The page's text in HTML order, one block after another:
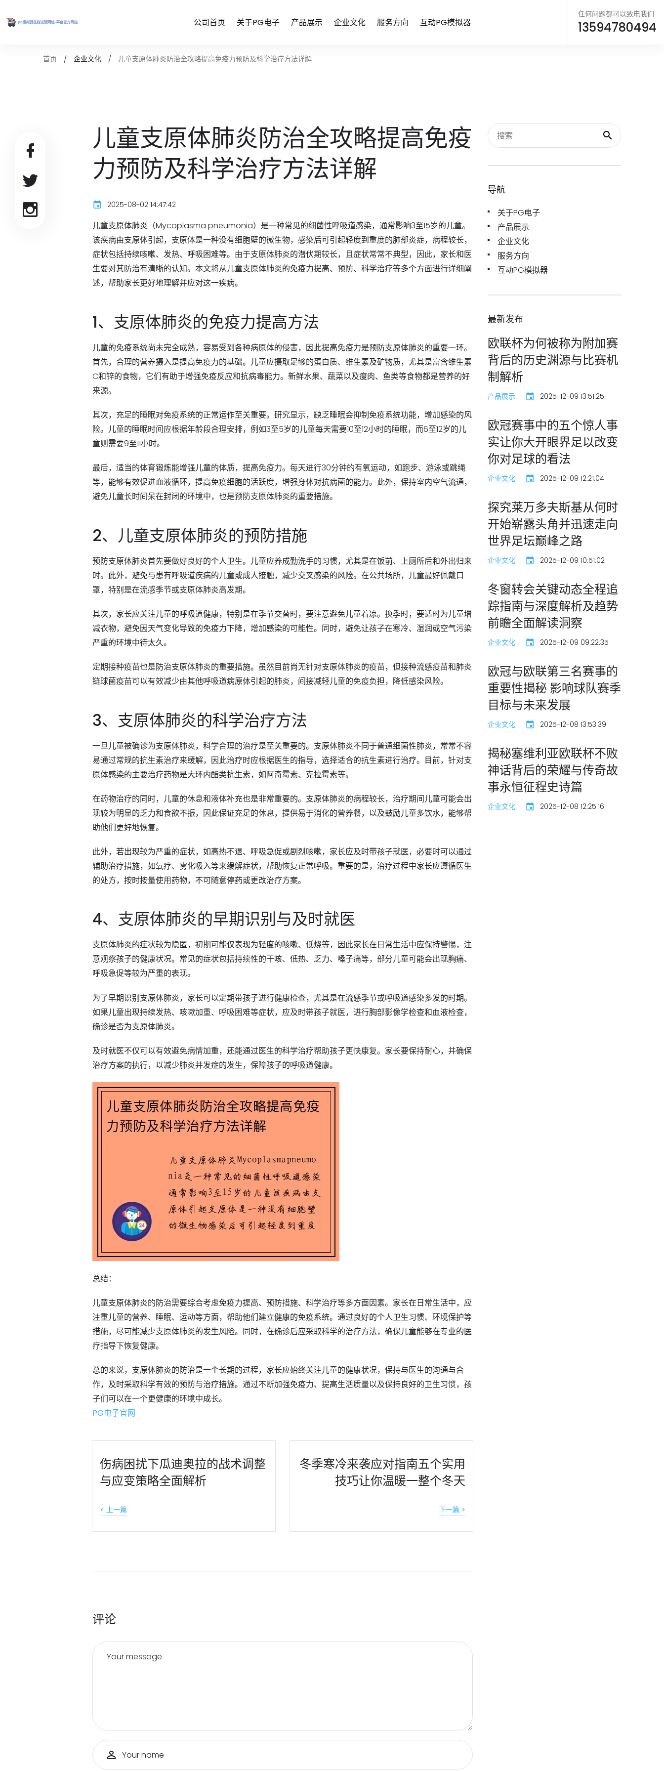
公司首页 关于PG电子 产品展示 企业文化 服务方向 互动PG模拟器
任何问题都可以致电我们
13594780494
首页 企业文化 儿童支原体肺炎防治全攻略提高免疫力预防及科学治疗方法详解
儿童支原体肺炎防治全攻略提高免疫
力预防及科学治疗方法详解
2025-08-02 14:47:42
儿童支原体肺炎（Mycoplasma pneumonia）是一种常见的细菌性呼吸道感染，通常影响3至15岁的儿童。
该疾病由支原体引起，支原体是一种没有细胞壁的微生物，感染后可引起轻度到重度的肺部炎症，病程较长，
症状包括持续咳嗽、发热、呼吸困难等。由于支原体肺炎的潜伏期较长，且症状常常不典型，因此，家长和医
生要对其防治有清晰的认知。本文将从儿童支原体肺炎的免疫力提高、预防、科学治疗等多个方面进行详细阐
述，帮助家长更好地理解并应对这一疾病。
1、支原体肺炎的免疫力提高方法
儿童的免疫系统尚未完全成熟，容易受到各种病原体的侵害，因此提高免疫力是预防支原体肺炎的重要一环。
首先，合理的营养摄入是提高免疫力的基础。儿童应摄取足够的蛋白质、维生素及矿物质，尤其是富含维生素
C和锌的食物，它们有助于增强免疫反应和抗病毒能力。新鲜水果、蔬菜以及瘦肉、鱼类等食物都是营养的好
来源。
其次，充足的睡眠对免疫系统的正常运作至关重要。研究显示，缺乏睡眠会抑制免疫系统功能，增加感染的风
险。儿童的睡眠时间应根据年龄段合理安排，例如3至5岁的儿童每天需要10至12小时的睡眠，而6至12岁的儿
童则需要9至11小时。
最后，适当的体育锻炼能增强儿童的体质，提高免疫力。每天进行30分钟的有氧运动，如跑步、游泳或跳绳
等，能够有效促进血液循环，提高免疫细胞的活跃度，增强身体对抗病菌的能力。此外，保持室内空气流通，
避免儿童长时间呆在封闭的环境中，也是预防支原体肺炎的重要措施。
2、儿童支原体肺炎的预防措施
预防支原体肺炎首先要做好良好的个人卫生。儿童应养成勤洗手的习惯，尤其是在饭前、上厕所后和外出归来
时。此外，避免与患有呼吸道疾病的儿童或成人接触，减少交叉感染的风险。在公共场所，儿童最好佩戴口
罩，特别是在流感季节或支原体肺炎高发期。
其次，家长应关注儿童的呼吸道健康，特别是在季节交替时，要注意避免儿童着凉。换季时，要适时为儿童增
减衣物，避免因天气变化导致的免疫力下降，增加感染的可能性。同时，避免让孩子在寒冷、湿润或空气污染
严重的环境中待太久。
定期接种疫苗也是防治支原体肺炎的重要措施。虽然目前尚无针对支原体肺炎的疫苗，但接种流感疫苗和肺炎
链球菌疫苗可以有效减少由其他呼吸道病原体引起的肺炎，间接减轻儿童的免疫负担，降低感染风险。
3、支原体肺炎的科学治疗方法
一旦儿童被确诊为支原体肺炎，科学合理的治疗是至关重要的。支原体肺炎不同于普通细菌性肺炎，常常不容
易通过常规的抗生素治疗来缓解，因此治疗时应根据医生的指导，选择适合的抗生素进行治疗。目前，针对支
原体感染的主要治疗药物是大环内酯类抗生素，如阿奇霉素、克拉霉素等。
在药物治疗的同时，儿童的休息和液体补充也是非常重要的。支原体肺炎的病程较长，治疗期间儿童可能会出
现较为明显的乏力和食欲不振，因此保证充足的休息，提供易于消化的营养餐，以及鼓励儿童多饮水，能够帮
助他们更好地恢复。
此外，若出现较为严重的症状，如高热不退、呼吸急促或剧烈咳嗽，家长应及时带孩子就医，必要时可以通过
辅助治疗措施，如氧疗、雾化吸入等来缓解症状，帮助恢复正常呼吸。重要的是，治疗过程中家长应遵循医生
的处方，按时按量使用药物，不可随意停药或更改治疗方案。
4、支原体肺炎的早期识别与及时就医
支原体肺炎的症状较为隐匿，初期可能仅表现为轻度的咳嗽、低烧等，因此家长在日常生活中应保持警惕，注
意观察孩子的健康状况。常见的症状包括持续性的干咳、低热、乏力、嗓子痛等，部分儿童可能会出现胸痛、
呼吸急促等较为严重的表现。
为了早期识别支原体肺炎，家长可以定期带孩子进行健康检查，尤其是在流感季节或呼吸道感染多发的时期。
如果儿童出现持续发热、咳嗽加重、呼吸困难等症状，应及时带孩子就医，进行胸部影像学检查和血液检查，
确诊是否为支原体肺炎。
及时就医不仅可以有效避免病情加重，还能通过医生的科学治疗帮助孩子更快康复。家长要保持耐心，并确保
治疗方案的执行，以减少肺炎并发症的发生，保障孩子的呼吸道健康。
总结：
儿童支原体肺炎的防治需要综合考虑免疫力提高、预防措施、科学治疗等多方面因素。家长在日常生活中，应
注重儿童的营养、睡眠、运动等方面，帮助他们建立健康的免疫系统。通过良好的个人卫生习惯、环境保护等
措施，尽可能减少支原体肺炎的发生风险。同时，在确诊后应采取科学的治疗方法，确保儿童能够在专业的医
疗指导下恢复健康。
总的来说，支原体肺炎的防治是一个长期的过程，家长应始终关注儿童的健康状况，保持与医生的沟通与合
作，及时采取科学有效的预防与治疗措施。通过不断加强免疫力、提高生活质量以及保持良好的卫生习惯，孩
子们可以在一个更健康的环境中成长。
PG电子官网
伤病困扰下瓜迪奥拉的战术调整
与应变策略全面解析
< 上一篇
冬季寒冷来袭应对指南五个实用
技巧让你温暖一整个冬天
下一篇 >
评论
Your message
Your name
导航
关于PG电子
产品展示
企业文化
服务方向
互动PG模拟器
最新发布
欧联杯为何被称为附加赛
背后的历史渊源与比赛机
制解析
产品展示 2025-12-09 13:51:25
欧冠赛事中的五个惊人事
实让你大开眼界足以改变
你对足球的看法
企业文化 2025-12-09 12:21:04
探究莱万多夫斯基从何时
开始崭露头角并迅速走向
世界足坛巅峰之路
企业文化 2025-12-09 10:51:02
冬窗转会关键动态全程追
踪指南与深度解析及趋势
前瞻全面解读洞察
企业文化 2025-12-09 09:22:35
欧冠与欧联第三名赛事的
重要性揭秘 影响球队赛季
目标与未来发展
企业文化 2025-12-08 13:53:39
揭秘塞维利亚欧联杯不败
神话背后的荣耀与传奇故
事永恒征程史诗篇
企业文化 2025-12-08 12:25:16